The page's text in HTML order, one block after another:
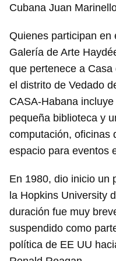
Cubana Juan
Quienes participan en
Galería de Arte
que pertenece a
el distrito de Vedado
CASA-Habana
pequeña biblioteca y
computación, oficinas
espacio para eventos
En 1980, dio inicio un
la Hopkins University
duración fue muy
suspendido como
política de EE UU